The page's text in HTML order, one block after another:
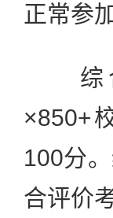
正常参
综合
×850+
100分
合评价